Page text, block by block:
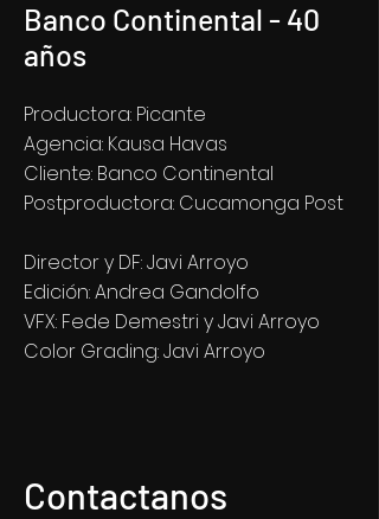
Banco Continental - 40
años
Productora: Picante
Agencia: Kausa Havas
Cliente: Banco Continental
Postproductora: Cucamonga Post
Director y DF: Javi Arroyo
Edición: Andrea Gandolfo
VFX: Fede Demestri y Javi Arroyo
Color Grading: Javi Arroyo
Contactanos